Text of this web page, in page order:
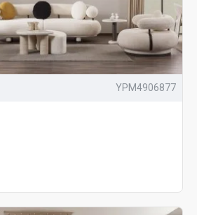
YPM4906877